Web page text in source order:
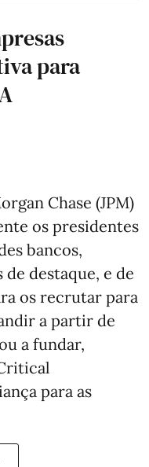
para
Chase (JPM)
os presidentes
bancos,
destaque, e de
os recrutar para
a partir de
a fundar,
para as